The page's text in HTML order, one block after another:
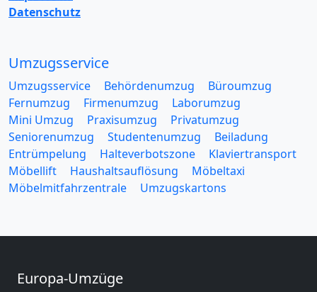
Datenschutz
Umzugsservice
Umzugsservice Behördenumzug
Büroumzug
Fernumzug
Firmenumzug
Laborumzug
Mini Umzug
Praxisumzug
Privatumzug
Seniorenumzug
Studentenumzug
Beiladung
Entrümpelung
Halteverbotszone
Klaviertransport
Möbellift
Haushaltsauflösung
Möbeltaxi
Möbelmitfahrzentrale
Umzugskartons
Europa-Umzüge